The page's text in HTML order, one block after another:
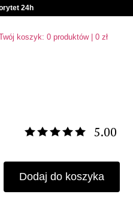
24h
koszyk: 0 produktów| 0 zł
5.00
Dodaj do koszyka